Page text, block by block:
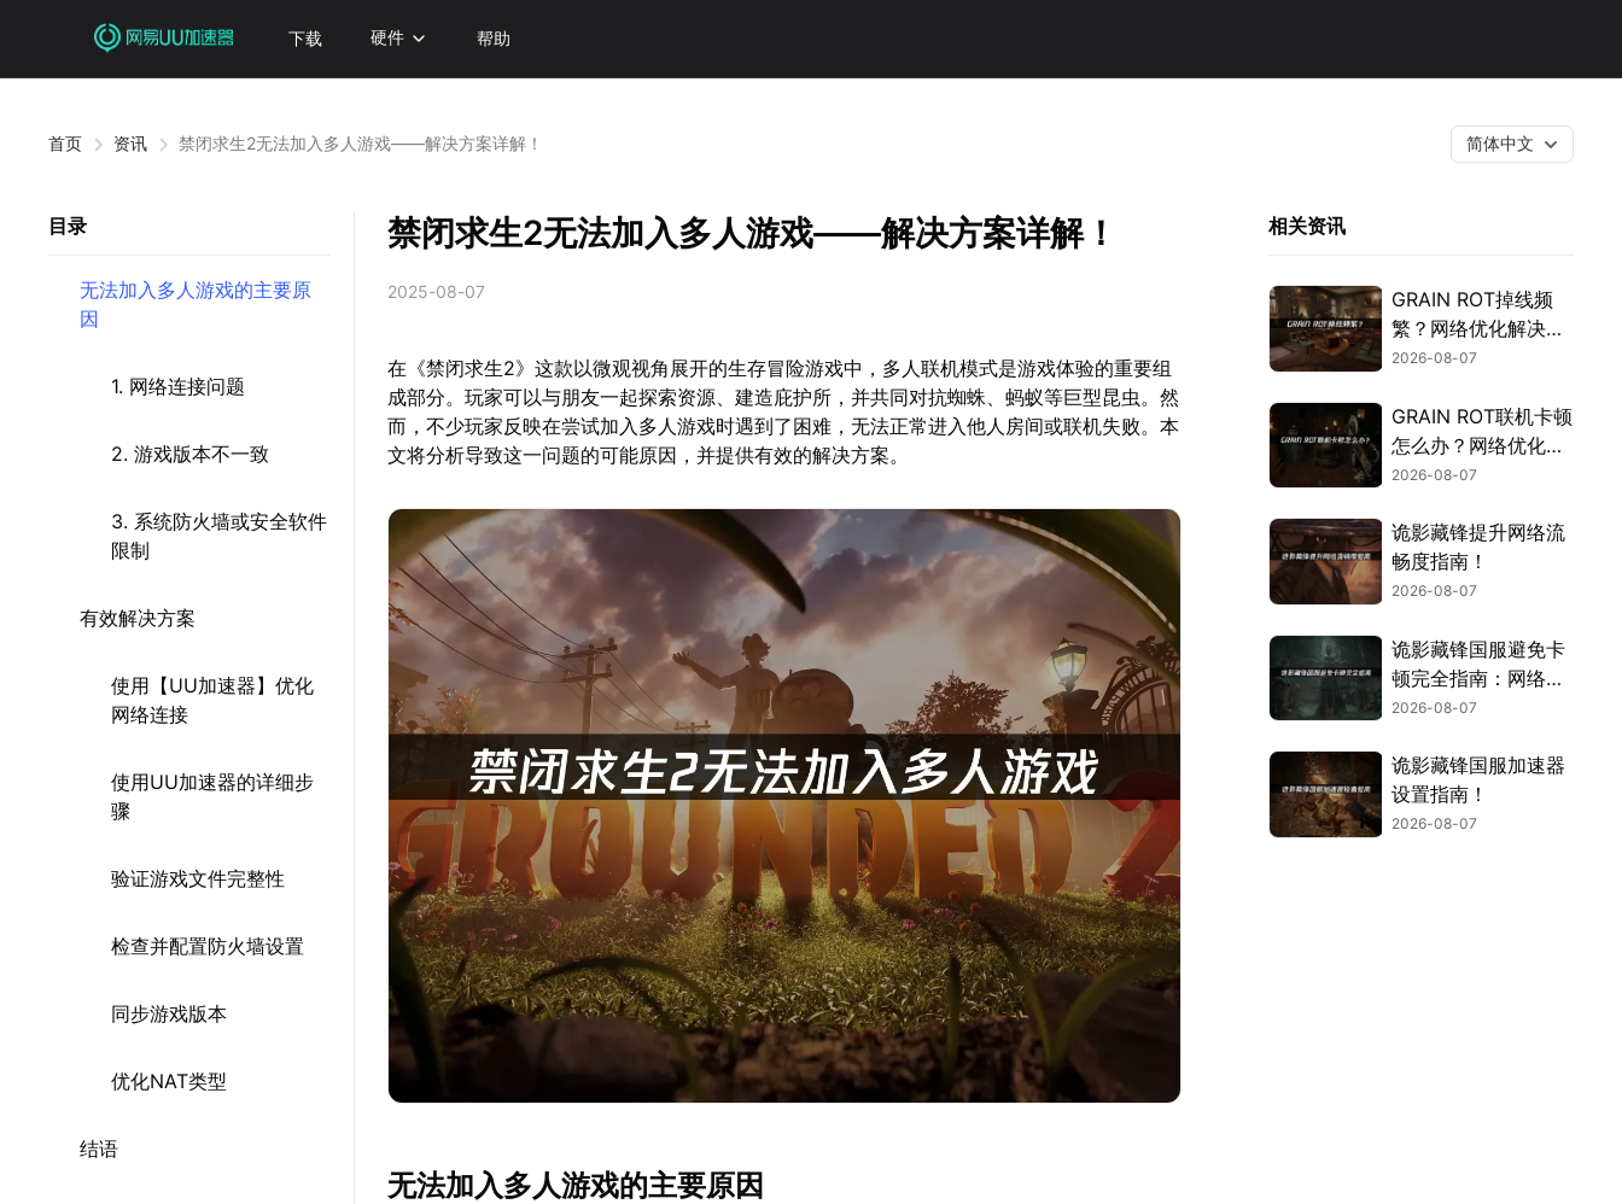
下载 硬件 帮助
首页 资讯 禁闭求生2无法加入多人游戏——解决方案详解！ 简体中文
目录
无法加入多人游戏的主要原
因
1. 网络连接问题
2. 游戏版本不一致
3. 系统防火墙或安全软件
限制
有效解决方案
使用【UU加速器】优化
网络连接
使用UU加速器的详细步
骤
验证游戏文件完整性
检查并配置防火墙设置
同步游戏版本
优化NAT类型
结语
禁闭求生2无法加入多人游戏——解决方案详解！
2025-08-07
在《禁闭求生2》这款以微观视角展开的生存冒险游戏中，多人联机模式是游戏体验的重要组
成部分。玩家可以与朋友一起探索资源、建造庇护所，并共同对抗蜘蛛、蚂蚁等巨型昆虫。然
而，不少玩家反映在尝试加入多人游戏时遇到了困难，无法正常进入他人房间或联机失败。本
文将分析导致这一问题的可能原因，并提供有效的解决方案。
无法加入多人游戏的主要原因
相关资讯
GRAIN ROT掉线频
繁？网络优化解决指
南！
2026-08-07
GRAIN ROT联机卡顿
怎么办？网络优化解
决方案！
2026-08-07
诡影藏锋提升网络流
畅度指南！
2026-08-07
诡影藏锋国服避免卡
顿完全指南：网络优
化与解决技巧！
2026-08-07
诡影藏锋国服加速器
设置指南！
2026-08-07